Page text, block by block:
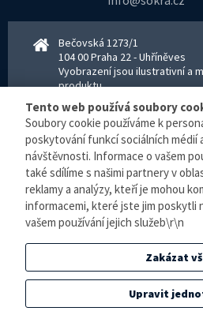
Bečovská 1273/1
104 00 Praha 22 - Uhříněves
Vyobrazení jsou ilustrativní a
produktu.
www.sokra.cz│www.haier-
Otevírací doba
Pondělí–Pátek 8–16:30 hodin
Pondělí–pátek 8–16:00 hodin
Zpracování osobních údajů
© E-klimatizace.cz, všechna
Internetový obchod
Elektronická evidence tržeb je zde prováděna v
evidenci tržeb je prodejce povinen vystavit
Tento web používá soubory
Soubory cookie používáme k
poskytování funkcí sociálních médií
návštěvnosti. Informace o vašem
také sdílíme s našimi partnery v
reklamy a analýzy, kteří je mohou
informacemi, které jste jim poskytli
vašem používání jejich služeb\r\n
Zakázat
Upravit